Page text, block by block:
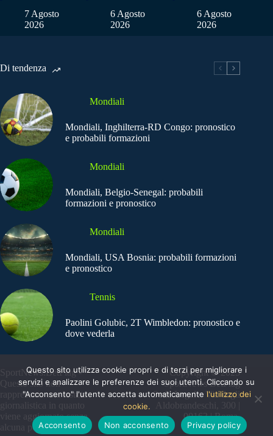
7 Agosto
2026
6 Agosto
2026
6 Agosto
2026
Di tendenza
Mondiali
Mondiali, Inghilterra-RD Congo: pronostico
e probabili formazioni
Mondiali
Mondiali, Belgio-Senegal: probabili
formazioni e pronostico
Mondiali
Mondiali, USA Bosnia: probabili formazioni
e pronostico
Tennis
Paolini Golubic, 2T Wimbledon: pronostico e
dove vederla
SportNews.BetFlag -
Questo sito non
rappresenta una testata
giornalistica in quanto
viene aggiornato senza
alcuna periodicità
Copyright © 2025
SportNews BetFlag
Sede Legale: Via degli
Aldobrandeschi, 300 |
00163 | Roma
Questo sito utilizza cookie propri e di terzi per migliorare i
servizi e analizzare le preferenze dei suoi utenti. Cliccando su
"Acconsento" l'utente accetta automaticamente l'utilizzo dei
cookie.
Acconsento
Non acconsento Privacy policy